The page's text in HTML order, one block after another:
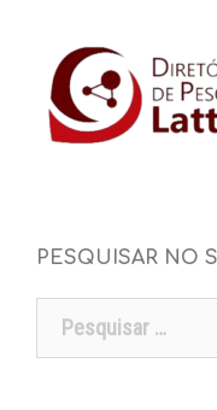
PESQUISAR NO
Pesquisar